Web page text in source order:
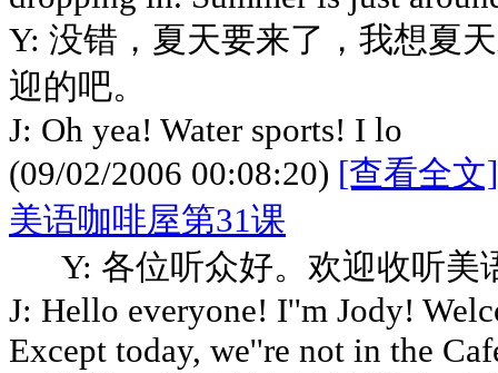
Y: 没错，夏天要来了，我想夏
迎的吧。
J: Oh yea! Water sports! I lo
(09/02/2006 00:08:20) [查看全文]
美语咖啡屋第31课
Y: 各位听众好。欢迎收听美
J: Hello everyone! I''m Jody!
Except today, we''re not in the